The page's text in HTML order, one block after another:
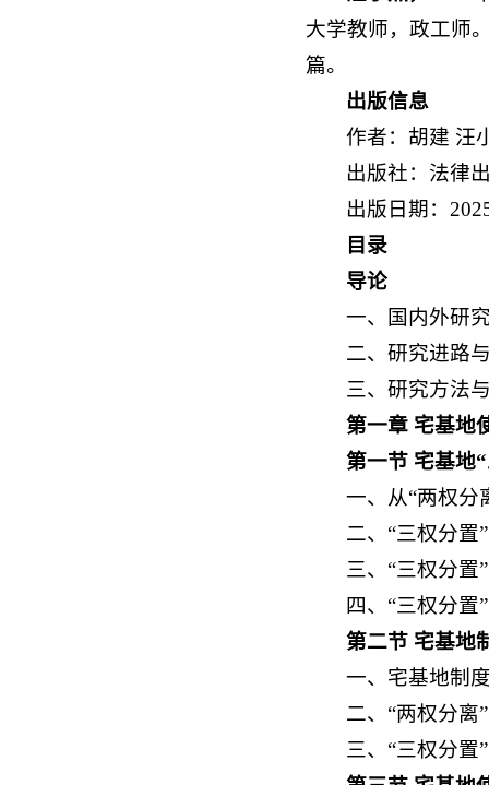
大学教师，政工师
篇。
出版信息
作者：胡建 汪
出版社：法律
出版日期：
目录
导论
一、国内外研
二、研究进路
三、研究方法
第一章 宅基地
第一节 宅基地
一、从“两权分
二、“三权分置
三、“三权分置
四、“三权分置
第二节 宅基地
一、宅基地制
二、“两权分离
三、“三权分